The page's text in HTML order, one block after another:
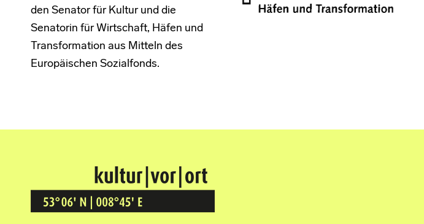
den Senator für Kultur und die
Senatorin für Wirtschaft, Häfen und
Transformation aus Mitteln des
Europäischen Sozialfonds.
Kultur Vor Ort
BREMEN GRÖPELINGEN